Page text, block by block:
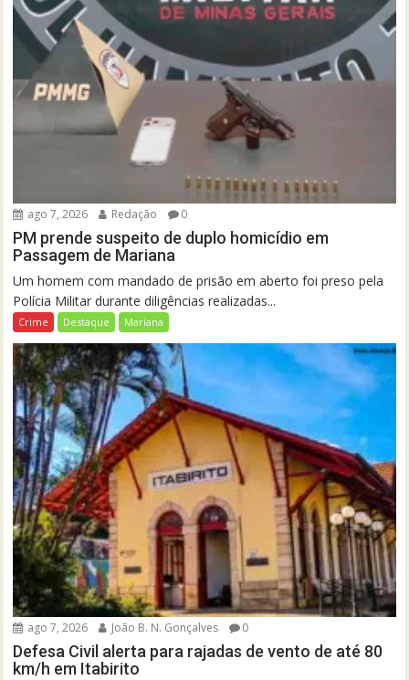
ago 7, 2026 Redação 0
PM prende suspeito de duplo homicídio em
Passagem de Mariana
Um homem com mandado de prisão em aberto foi preso pela
Polícia Militar durante diligências realizadas...
Crime Destaque Mariana
ago 7, 2026 João B. N. Gonçalves 0
Defesa Civil alerta para rajadas de vento de até 80
km/h em Itabirito